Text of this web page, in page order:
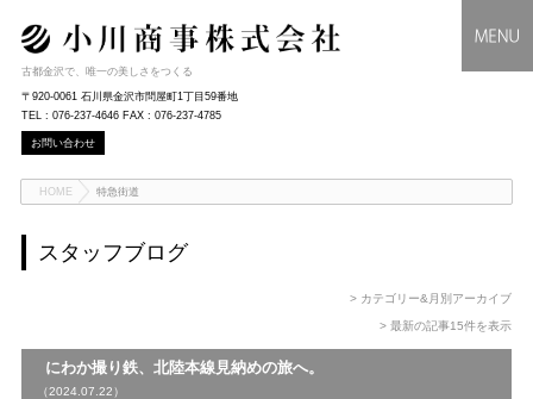
古都金沢で、唯一の美しさをつくる
〒920-0061 石川県金沢市問屋町1丁目59番地
TEL : 076-237-4646 FAX : 076-237-4785
お問い合わせ
HOME 特急街道
スタッフブログ
> カテゴリー&月別アーカイブ
> 最新の記事15件を表示
にわか撮り鉄、北陸本線見納めの旅へ。
（2024.07.22）